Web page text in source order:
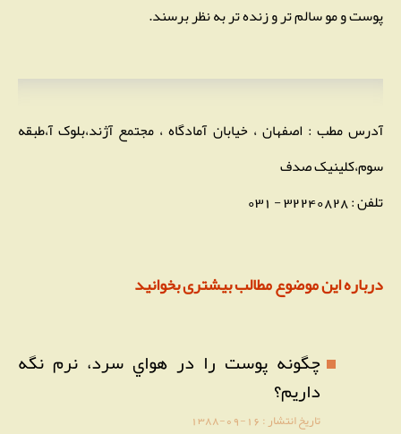
پوست و مو سالم تر و زنده تر به نظر برسند.
آدرس مطب : اصفهان ، خیابان آمادگاه ، مجتمع آژند،بلوک آ،طبقه
سوم،کلینیک صدف
تلفن : 32240828 - 031
درباره این موضوع مطالب بیشتری بخوانید
چگونه پوست را در هواي سرد، نرم نگه
داريم؟
تاریخ انتشار :1388-09-16